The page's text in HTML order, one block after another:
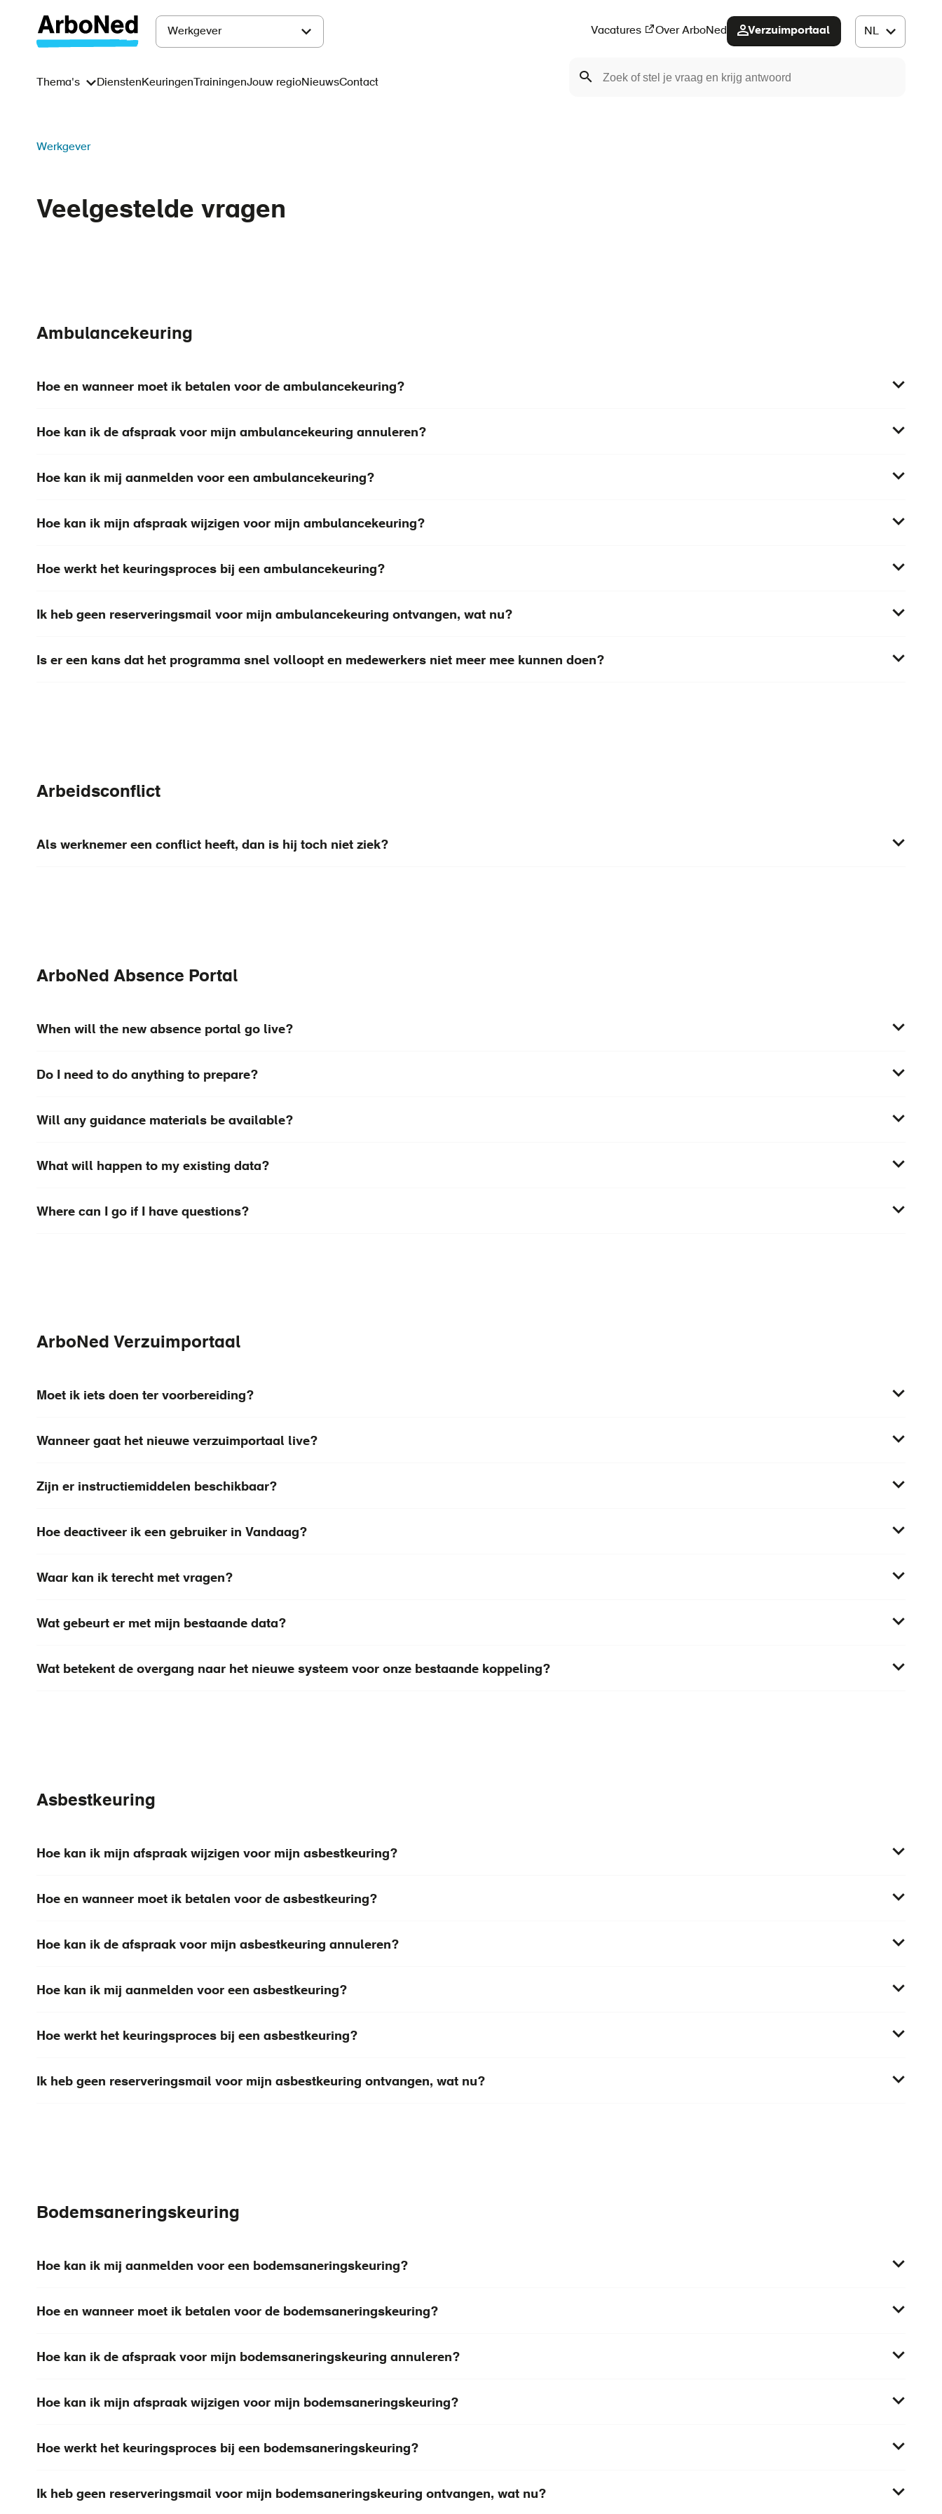
Main
navigation
Werkgever
Main
Thema's DienstenKeuringen TrainingenJouw regioNieuwsContact
navigation
Vacatures Over ArboNed Verzuimportaal
Zoeken
Werkgever
Veelgestelde vragen
Ambulancekeuring
Hoe en wanneer moet ik betalen voor de ambulancekeuring?
Hoe kan ik de afspraak voor mijn ambulancekeuring annuleren?
Hoe kan ik mij aanmelden voor een ambulancekeuring?
Hoe kan ik mijn afspraak wijzigen voor mijn ambulancekeuring?
Hoe werkt het keuringsproces bij een ambulancekeuring?
Ik heb geen reserveringsmail voor mijn ambulancekeuring ontvangen, wat nu?
Is er een kans dat het programma snel volloopt en medewerkers niet meer mee kunnen doen?
Arbeidsconflict
Als werknemer een conflict heeft, dan is hij toch niet ziek?
ArboNed Absence Portal
When will the new absence portal go live?
Do I need to do anything to prepare?
Will any guidance materials be available?
What will happen to my existing data?
Where can I go if I have questions?
ArboNed Verzuimportaal
Moet ik iets doen ter voorbereiding?
Wanneer gaat het nieuwe verzuimportaal live?
Zijn er instructiemiddelen beschikbaar?
Hoe deactiveer ik een gebruiker in Vandaag?
Waar kan ik terecht met vragen?
Wat gebeurt er met mijn bestaande data?
Wat betekent de overgang naar het nieuwe systeem voor onze bestaande koppeling?
Asbestkeuring
Hoe kan ik mijn afspraak wijzigen voor mijn asbestkeuring?
Hoe en wanneer moet ik betalen voor de asbestkeuring?
Hoe kan ik de afspraak voor mijn asbestkeuring annuleren?
Hoe kan ik mij aanmelden voor een asbestkeuring?
Hoe werkt het keuringsproces bij een asbestkeuring?
Ik heb geen reserveringsmail voor mijn asbestkeuring ontvangen, wat nu?
Bodemsaneringskeuring
Hoe kan ik mij aanmelden voor een bodemsaneringskeuring?
Hoe en wanneer moet ik betalen voor de bodemsaneringskeuring?
Hoe kan ik de afspraak voor mijn bodemsaneringskeuring annuleren?
Hoe kan ik mijn afspraak wijzigen voor mijn bodemsaneringskeuring?
Hoe werkt het keuringsproces bij een bodemsaneringskeuring?
Ik heb geen reserveringsmail voor mijn bodemsaneringskeuring ontvangen, wat nu?